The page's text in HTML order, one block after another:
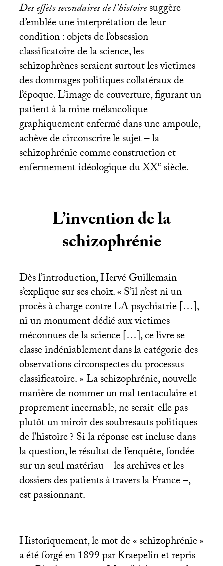
Des effets secondaires de l’histoiresuggère
d’emblée une interprétation de leur
condition : objets de l’obsession
classificatoire de la science, les
schizophrènes seraient surtout les victimes
des dommages politiques collatéraux de
l’époque. L’image de couverture, figurant un
patient à la mine mélancolique
graphiquement enfermé dans une ampoule,
achève de circonscrire le sujet – la
schizophrénie comme construction et
enfermement idéologique duXXesiècle.
L’invention de la
schizophrénie
Dès l’introduction, Hervé Guillemain
s’explique sur ses choix. «S’il n’est ni un
procès à charge contreLApsychiatrie […],
ni un monument dédié aux victimes
méconnues de la science […], ce livre se
classe indéniablement dans la catégorie des
observations circonspectes du processus
classificatoire.» La schizophrénie, nouvelle
manière de nommer un mal tentaculaire et
proprement incernable, ne serait-elle pas
plutôt un miroir des soubresauts politiques
de l’histoire? Si la réponse est incluse dans
la question, le résultat de l’enquête, fondée
sur un seul matériau – les archives et les
dossiers des patients à travers la France –,
est passionnant.
Historiquement, le mot de «schizophrénie»
a été forgé en 1899 par Kraepelin et repris